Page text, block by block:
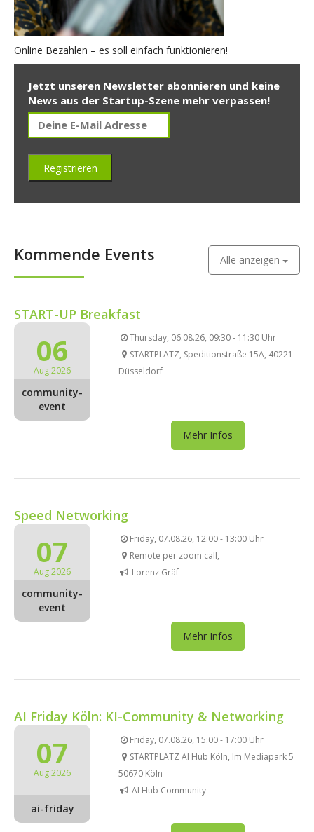
Online Bezahlen – es soll einfach funktionieren!
Jetzt unseren Newsletter abonnieren und keine
News aus der Startup-Szene mehr verpassen!
Kommende Events Alle anzeigen
START-UP Breakfast
06
Aug 2026
community-
event
Thursday, 06.08.26, 09:30 - 11:30 Uhr
STARTPLATZ, Speditionstraße 15A, 40221
Düsseldorf
Mehr Infos
Speed Networking
07
Aug 2026
community-
event
Friday, 07.08.26, 12:00 - 13:00 Uhr
Remote per zoom call,
Lorenz Gräf
Mehr Infos
AI Friday Köln: KI-Community & Networking
07
Aug 2026
ai-friday
Friday, 07.08.26, 15:00 - 17:00 Uhr
STARTPLATZ AI Hub Köln, Im Mediapark 5
50670 Köln
AI Hub Community